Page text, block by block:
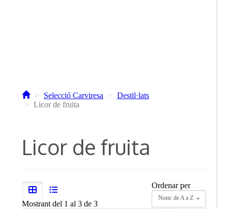
Selecció Carviresa
Destil·lats
Licor de fruita
Licor de fruita
Ordenar per
Nom: de A a Z
Mostrant del 1 al 3 de 3